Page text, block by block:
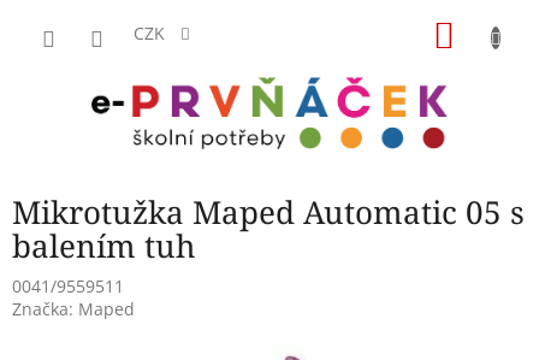
CZK
Mikrotužka Maped Automatic 05 s
balením tuh
0041/9559511
Značka: Maped